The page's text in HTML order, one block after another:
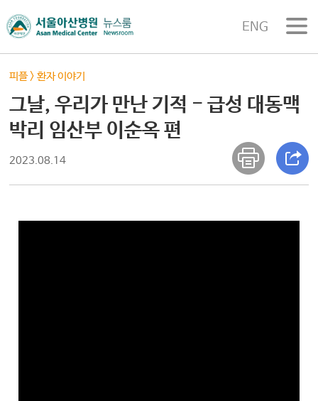
ENG
피플>환자 이야기
그날, 우리가 만난 기적 - 급성 대동맥
박리 임산부 이순옥 편
2023.08.14